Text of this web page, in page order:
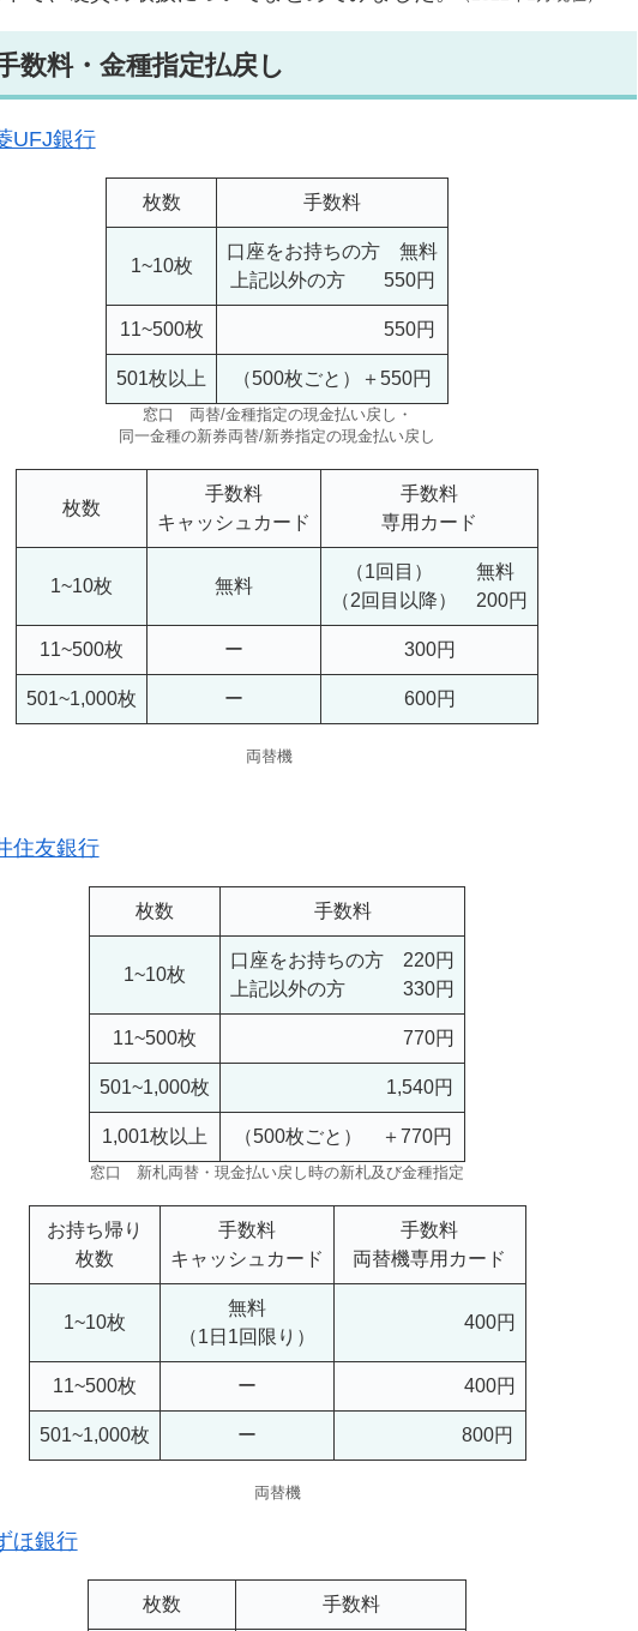
数料・金種指定払戻し
UFJ銀行
枚数 手数料
1~10枚
口座をお持ちの方 無料
上記以外の方 550円
11~500枚 550円
501枚以上 （500枚ごと）＋550円
窓口 両替/金種指定の現金払い戻し・
同一金種の新券両替/新券指定の現金払い戻し
枚数
手数料
キャッシュカード
手数料
専用カード
1~10枚 無料
（1回目） 無料
（2回目以降） 200円
11~500枚 ー 300円
501~1,000枚 ー 600円
両替機
住友銀行
枚数 手数料
1~10枚
口座をお持ちの方 220円
上記以外の方 330円
11~500枚 770円
501~1,000枚 1,540円
1,001枚以上 （500枚ごと） ＋770円
窓口 新札両替・現金払い戻し時の新札及び金種指定
お持ち帰り
枚数
手数料
キャッシュカード
手数料
両替機専用カード
1~10枚
無料
（1日1回限り）
400円
11~500枚 ー 400円
501~1,000枚 ー 800円
両替機
ほ銀行
枚数 手数料